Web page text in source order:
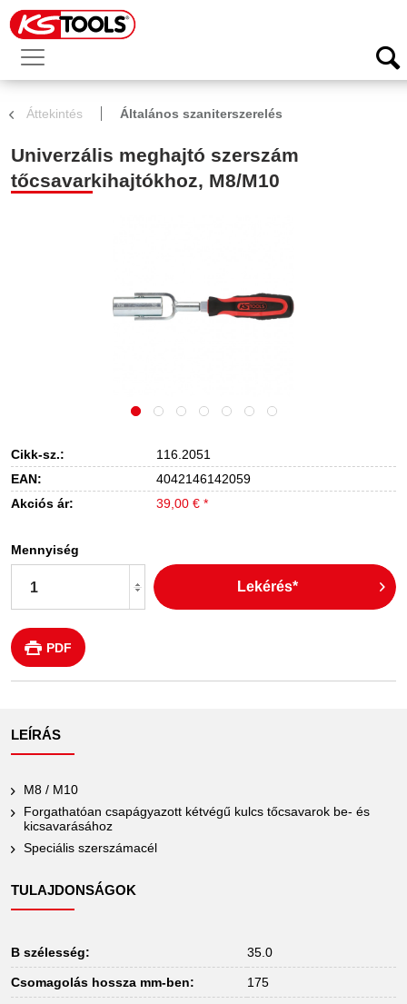
Áttekintés Általános szaniterszerelés
Univerzális meghajtó szerszám
tőcsavarkihajtókhoz, M8/M10
Cikk-sz.:
116.2051
EAN:
4042146142059
Akciós ár:
39,00 € *
Mennyiség
Lekérés*
PDF
LEÍRÁS
M8 / M10
Forgathatóan csapágyazott kétvégű kulcs tőcsavarok be- és
kicsavarásához
Speciális szerszámacél
TULAJDONSÁGOK
B szélesség: 35.0
Csomagolás hossza mm-ben: 175